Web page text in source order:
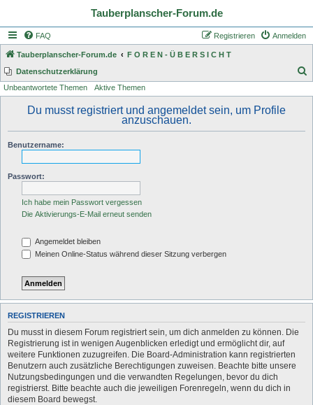
Tauberplanscher-Forum.de
FAQ Anmelden
Registrieren
Tauberplanscher-Forum.de
F O R E N - Ü B E R S I C H T
Datenschutzerklärung
Unbeantwortete Themen Aktive Themen
Du musst registriert und angemeldet sein, um Profile
anzuschauen.
Benutzername:
Passwort:
Ich habe mein Passwort vergessen
Die Aktivierungs-E-Mail erneut senden
Angemeldet bleiben
Meinen Online-Status während dieser Sitzung verbergen
REGISTRIEREN
Du musst in diesem Forum registriert sein, um dich anmelden zu können. Die
Registrierung ist in wenigen Augenblicken erledigt und ermöglicht dir, auf
weitere Funktionen zuzugreifen. Die Board-Administration kann registrierten
Benutzern auch zusätzliche Berechtigungen zuweisen. Beachte bitte unsere
Nutzungsbedingungen und die verwandten Regelungen, bevor du dich
registrierst. Bitte beachte auch die jeweiligen Forenregeln, wenn du dich in
diesem Board bewegst.